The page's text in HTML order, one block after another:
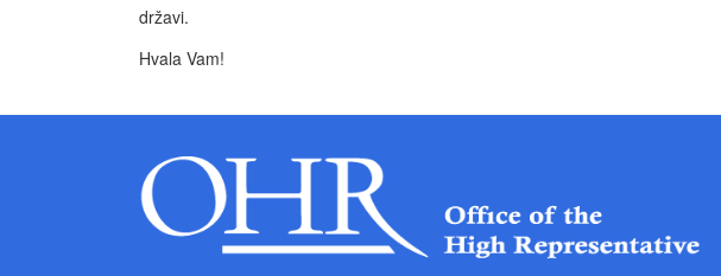
državi.
Hvala Vam!